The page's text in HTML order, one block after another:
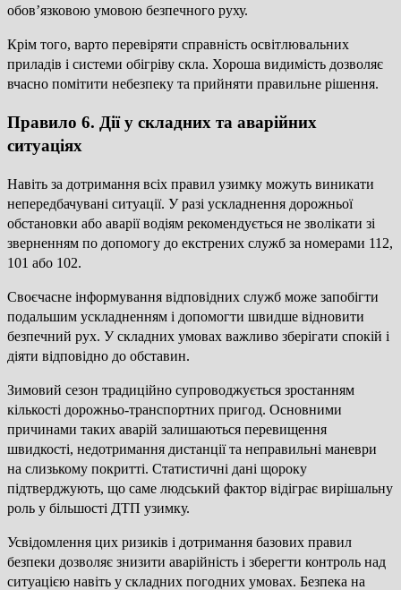
обов’язковою умовою безпечного руху.
Крім того, варто перевіряти справність освітлювальних
приладів і системи обігріву скла. Хороша видимість дозволяє
вчасно помітити небезпеку та прийняти правильне рішення.
Правило 6. Дії у складних та аварійних
ситуаціях
Навіть за дотримання всіх правил узимку можуть виникати
непередбачувані ситуації. У разі ускладнення дорожньої
обстановки або аварії водіям рекомендується не зволікати зі
зверненням по допомогу до екстрених служб за номерами 112,
101 або 102.
Своєчасне інформування відповідних служб може запобігти
подальшим ускладненням і допомогти швидше відновити
безпечний рух. У складних умовах важливо зберігати спокій і
діяти відповідно до обставин.
Зимовий сезон традиційно супроводжується зростанням
кількості дорожньо-транспортних пригод. Основними
причинами таких аварій залишаються перевищення
швидкості, недотримання дистанції та неправильні маневри
на слизькому покритті. Статистичні дані щороку
підтверджують, що саме людський фактор відіграє вирішальну
роль у більшості ДТП узимку.
Усвідомлення цих ризиків і дотримання базових правил
безпеки дозволяє знизити аварійність і зберегти контроль над
ситуацією навіть у складних погодних умовах. Безпека на